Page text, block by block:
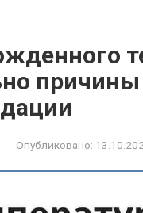
Опубликовано: